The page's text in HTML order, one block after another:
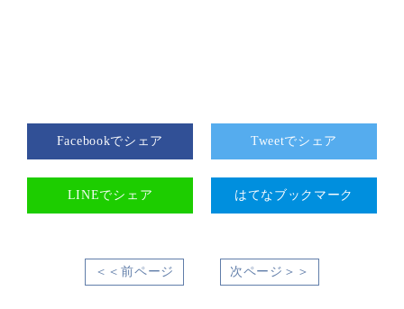
Facebookでシェア Tweetでシェア
LINEでシェア はてなブックマーク
＜＜前ページ 次ページ＞＞